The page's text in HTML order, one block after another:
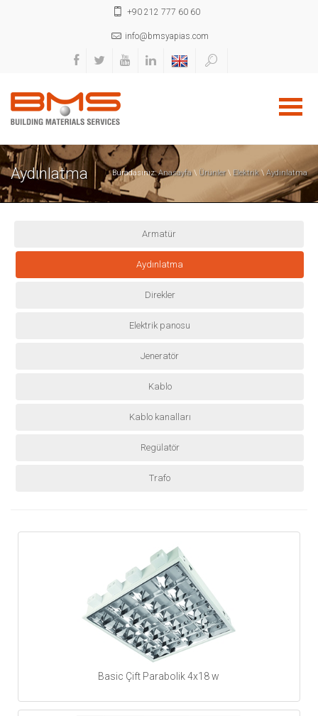
+90 212 777 60 60
info@bmsyapias.com
Aydınlatma Buradasınız: Anasayfa\ Ürünler\ Elektrik\ Aydınlatma
Armatür
Aydınlatma
Direkler
Elektrik panosu
Jeneratör
Kablo
Kablo kanalları
Regülatör
Trafo
Basic Çift Parabolik 4x18 w